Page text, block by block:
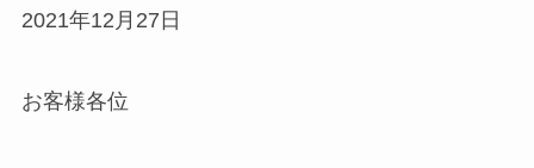
2021年12月27日
お客様各位